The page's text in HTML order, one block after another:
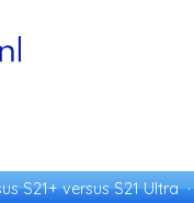
S21+ versus S21 Ultra